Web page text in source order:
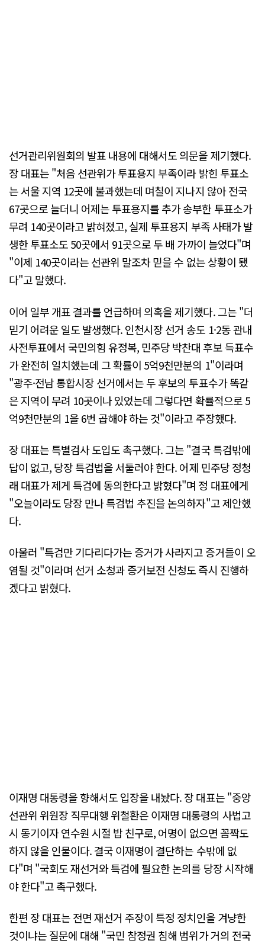
선거관리위원회의 발표 내용에 대해서도 의문을 제기했다.
장 대표는 "처음 선관위가 투표용지 부족이라 밝힌 투표소
는 서울 지역 12곳에 불과했는데 며칠이 지나지 않아 전국
67곳으로 늘더니 어제는 투표용지를 추가 송부한 투표소가
무려 140곳이라고 밝혀졌고, 실제 투표용지 부족 사태가 발
생한 투표소도 50곳에서 91곳으로 두 배 가까이 늘었다"며
"이제 140곳이라는 선관위 말조차 믿을 수 없는 상황이 됐
다"고 말했다.
이어 일부 개표 결과를 언급하며 의혹을 제기했다. 그는 "더
믿기 어려운 일도 발생했다. 인천시장 선거 송도 1·2동 관내
사전투표에서 국민의힘 유정복, 민주당 박찬대 후보 득표수
가 완전히 일치했는데 그 확률이 5억9천만분의 1"이라며
"광주·전남 통합시장 선거에서는 두 후보의 투표수가 똑같
은 지역이 무려 10곳이나 있었는데 그렇다면 확률적으로 5
억9천만분의 1을 6번 곱해야 하는 것"이라고 주장했다.
장 대표는 특별검사 도입도 촉구했다. 그는 "결국 특검밖에
답이 없고, 당장 특검법을 서둘러야 한다. 어제 민주당 정청
래 대표가 제게 특검에 동의한다고 밝혔다"며 정 대표에게
"오늘이라도 당장 만나 특검법 추진을 논의하자"고 제안했
다.
아울러 "특검만 기다리다가는 증거가 사라지고 증거들이 오
염될 것"이라며 선거 소청과 증거보전 신청도 즉시 진행하
겠다고 밝혔다.
이재명 대통령을 향해서도 입장을 내놨다. 장 대표는 "중앙
선관위 위원장 직무대행 위철환은 이재명 대통령의 사법고
시 동기이자 연수원 시절 밥 친구로, 어명이 없으면 꼼짝도
하지 않을 인물이다. 결국 이재명이 결단하는 수밖에 없
다"며 "국회도 재선거와 특검에 필요한 논의를 당장 시작해
야 한다"고 촉구했다.
한편 장 대표는 전면 재선거 주장이 특정 정치인을 겨냥한
것이냐는 질문에 대해 "국민 참정권 침해 범위가 거의 전국